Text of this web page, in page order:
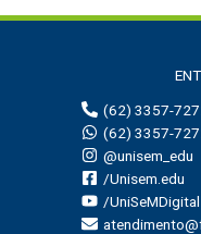
(62) 3357-
(62) 3357-
@unisem_edu
/Unisem.edu
/UniSeMDigital